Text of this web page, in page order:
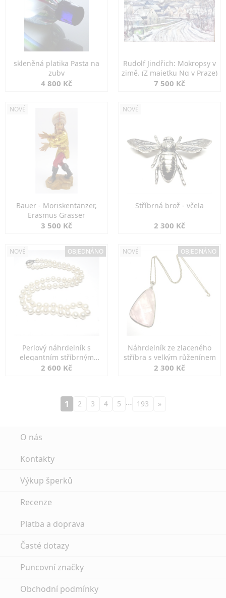
skleněná platika Pasta na
zuby
4 800 Kč
Rudolf Jindřich: Mokropsy v
zimě. (Z majetku Ng v Praze)
7 500 Kč
NOVÉ
Bauer - Moriskentänzer,
Erasmus Grasser
3 500 Kč
NOVÉ
Stříbrná brož - včela
2 300 Kč
NOVÉ OBJEDNÁNO
Perlový náhrdelník s
elegantním stříbrným
zapínáním
2 600 Kč
NOVÉ OBJEDNÁNO
Náhrdelník ze zlaceného
stříbra s velkým růženínem
2 300 Kč
1 2 3 4 5 … 193 »
O nás
Kontakty
Výkup šperků
Recenze
Platba a doprava
Časté dotazy
Puncovní značky
Obchodní podmínky